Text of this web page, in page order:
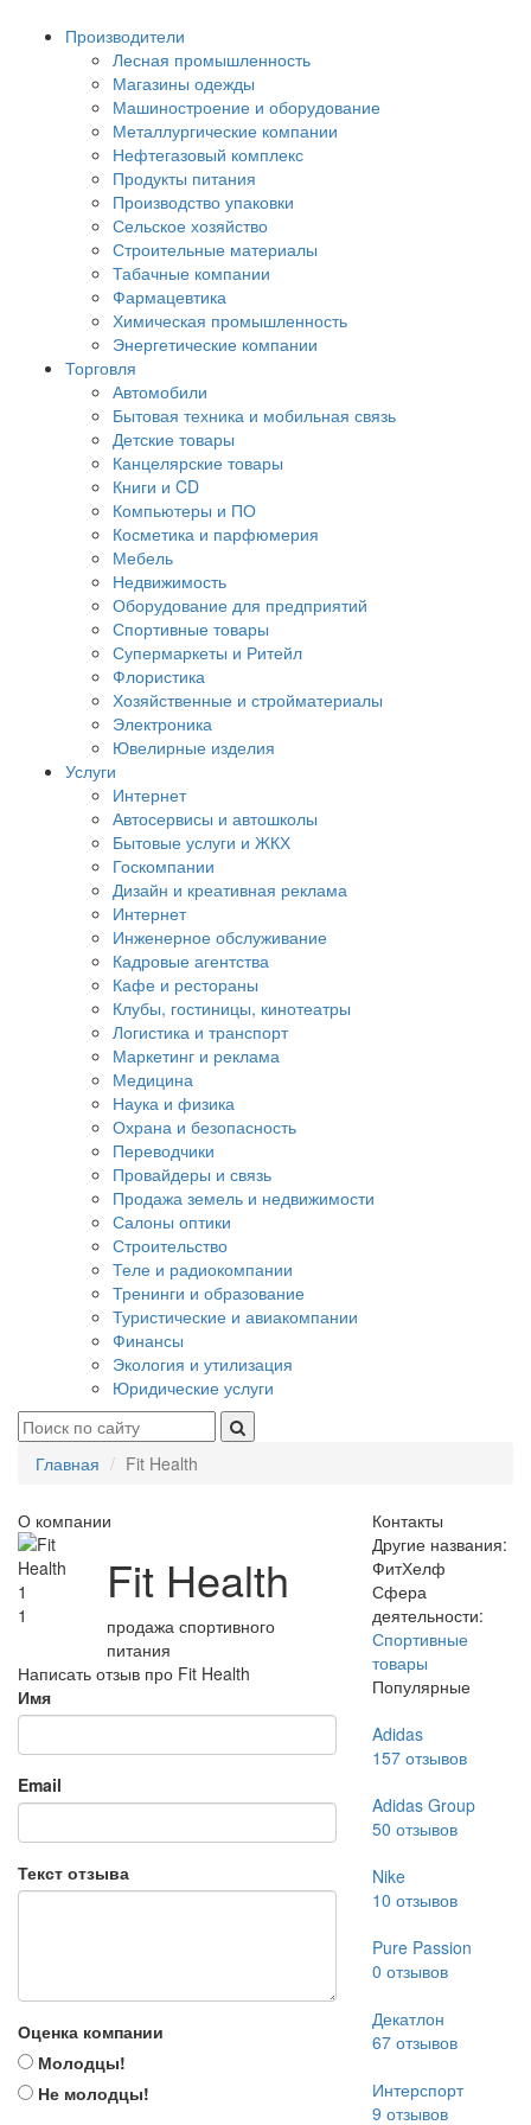
Производители
Лесная промышленность
Магазины одежды
Машиностроение и оборудование
Металлургические компании
Нефтегазовый комплекс
Продукты питания
Производство упаковки
Сельское хозяйство
Строительные материалы
Табачные компании
Фармацевтика
Химическая промышленность
Энергетические компании
Торговля
Автомобили
Бытовая техника и мобильная связь
Детские товары
Канцелярские товары
Книги и CD
Компьютеры и ПО
Косметика и парфюмерия
Мебель
Недвижимость
Оборудование для предприятий
Спортивные товары
Супермаркеты и Ритейл
Флористика
Хозяйственные и стройматериалы
Электроника
Ювелирные изделия
Услуги
Интернет
Автосервисы и автошколы
Бытовые услуги и ЖКХ
Госкомпании
Дизайн и креативная реклама
Интернет
Инженерное обслуживание
Кадровые агентства
Кафе и рестораны
Клубы, гостиницы, кинотеатры
Логистика и транспорт
Маркетинг и реклама
Медицина
Наука и физика
Охрана и безопасность
Переводчики
Провайдеры и связь
Продажа земель и недвижимости
Салоны оптики
Строительство
Теле и радиокомпании
Тренинги и образование
Туристические и авиакомпании
Финансы
Экология и утилизация
Юридические услуги
Главная Fit Health
О компании
1
1
Fit Health
продажа спортивного
питания
Написать отзыв про Fit Health
Имя
Email
Текст отзыва
Оценка компании
Молодцы!
Не молодцы!
Контакты
Другие названия:
ФитХелф
Сфера
деятельности:
Спортивные
товары
Популярные
Adidas
157отзывов
Adidas Group
50 отзывов
Nike
10 отзывов
Pure Passion
0 отзывов
Декатлон
67отзывов
Интерспорт
9 отзывов